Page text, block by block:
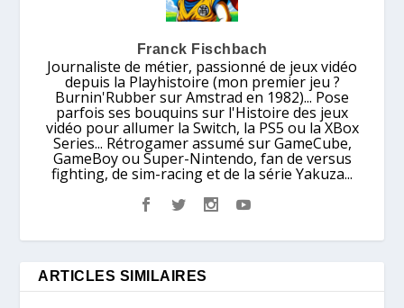
Franck Fischbach
Journaliste de métier, passionné de jeux vidéo
depuis la Playhistoire (mon premier jeu ?
Burnin'Rubber sur Amstrad en 1982)... Pose
parfois ses bouquins sur l'Histoire des jeux
vidéo pour allumer la Switch, la PS5 ou la XBox
Series... Rétrogamer assumé sur GameCube,
GameBoy ou Super-Nintendo, fan de versus
fighting, de sim-racing et de la série Yakuza...
ARTICLES SIMILAIRES